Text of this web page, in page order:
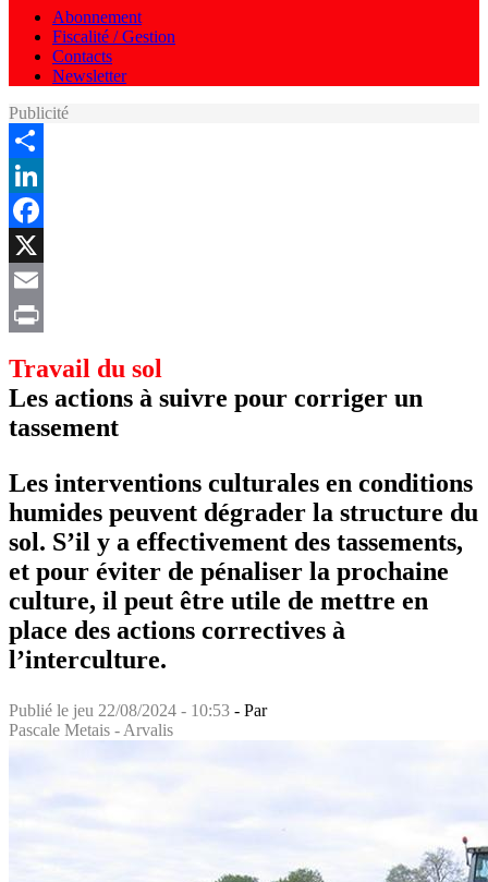
Abonnement
Fiscalité / Gestion
Contacts
Newsletter
Publicité
Share
LinkedIn
Facebook
X
Email
Travail du sol
Les actions à suivre pour corriger un
tassement
Les interventions culturales en conditions
humides peuvent dégrader la structure du
sol. S’il y a effectivement des tassements,
et pour éviter de pénaliser la prochaine
culture, il peut être utile de mettre en
place des actions correctives à
l’interculture.
Publié le jeu 22/08/2024 - 10:53 - Par
Pascale Metais - Arvalis